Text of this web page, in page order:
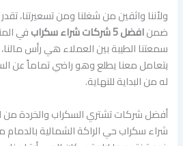
ولأننا واثقين من شغلنا ومن تسعيرتنا،
ضمنافضل 5 شركات شراء سكراب
في
سمعتنا الطيبة بين العملاء هي رأس
يتعامل معنا يطلع وهو راضي تماماً عن
له من البداية للنهاية.
أفضل شركات تشتري السكراب والخردة من
شراء سكراب حي الراكة الشمالية